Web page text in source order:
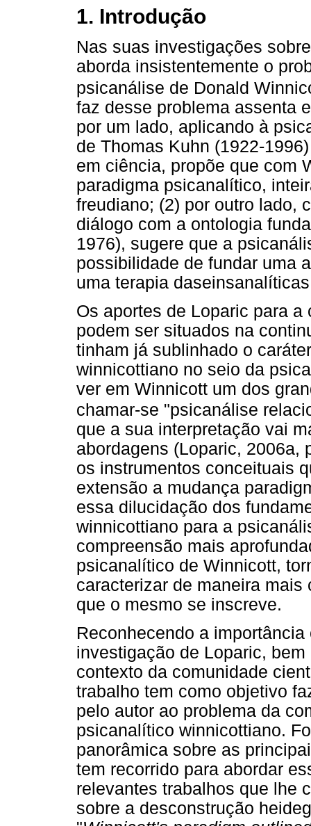
1. Introdução
Nas suas investigações
aborda insistentemente o
psicanálise de Donald
faz desse problema assenta
por um lado, aplicando à
de Thomas Kuhn (1922-
em ciência, propõe que com
paradigma psicanalítico,
freudiano; (2) por outro lado,
diálogo com a ontologia
1976), sugere que a
possibilidade de fundar uma
uma terapia
Os aportes de Loparic para
podem ser situados na
tinham já sublinhado o
winnicottiano no seio da
ver em Winnicott um dos
chamar-se "psicanálise
que a sua interpretação vai
abordagens (Loparic, 2006a,
os instrumentos conceituais
extensão a mudança
essa dilucidação dos
winnicottiano para a
compreensão mais
psicanalítico de Winnicott,
caracterizar de maneira
que o mesmo se inscreve.
Reconhecendo a
investigação de Loparic,
contexto da comunidade
trabalho tem como objetivo
pelo autor ao problema da
psicanalítico winnicottiano.
panorâmica sobre as
tem recorrido para abordar
relevantes trabalhos que lhe
sobre a desconstrução